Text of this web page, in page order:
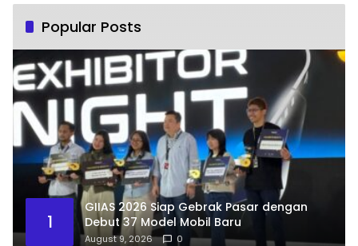
Popular Posts
1
GIIAS 2026 Siap Gebrak Pasar dengan
Debut 37 Model Mobil Baru
August 9, 2026 0